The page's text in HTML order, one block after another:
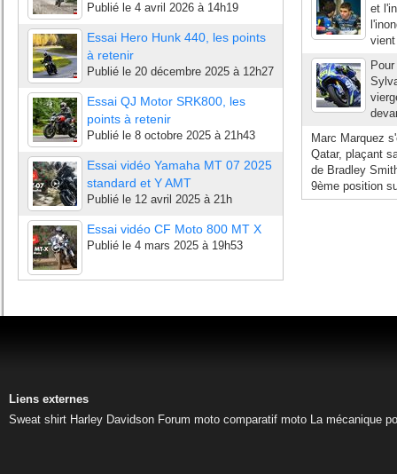
Publié le 4 avril 2026 à 14h19
Essai Hero Hunk 440, les points
à retenir
Publié le 20 décembre 2025 à 12h27
Essai QJ Motor SRK800, les
points à retenir
Publié le 8 octobre 2025 à 21h43
Essai vidéo Yamaha MT 07 2025
standard et Y AMT
Publié le 12 avril 2025 à 21h
Essai vidéo CF Moto 800 MT X
Publié le 4 mars 2025 à 19h53
et
Marc Marquez
Qatar, plaçant
de Bradley
9ème position
Liens externes
Sweat shirt Harley Davidson Forum moto comparatif moto La mécanique